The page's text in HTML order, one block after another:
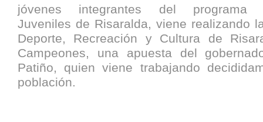
jóvenes integrantes del programa
Juveniles de Risaralda, viene realizando
Deporte, Recreación y Cultura de
Campeones, una apuesta del
Patiño, quien viene trabajando
población.